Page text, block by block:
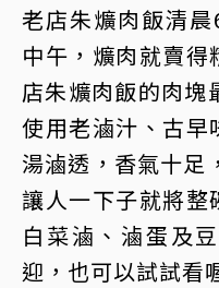
老店朱爌肉飯清
中午，爌肉就賣
店朱爌肉飯的肉塊
使用老滷汁、古早
湯滷透，香氣十足
讓人一下子就將整
白菜滷、滷蛋及
迎，也可以試試看